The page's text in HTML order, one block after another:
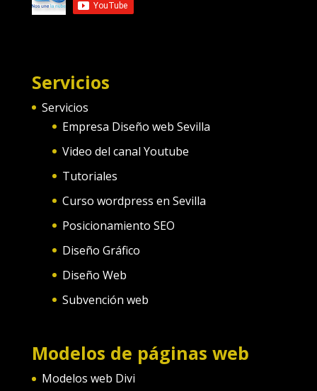
Servicios
Servicios
Empresa Diseño web Sevilla
Video del canal Youtube
Tutoriales
Curso wordpress en Sevilla
Posicionamiento SEO
Diseño Gráfico
Diseño Web
Subvención web
Modelos de páginas web
Modelos web Divi